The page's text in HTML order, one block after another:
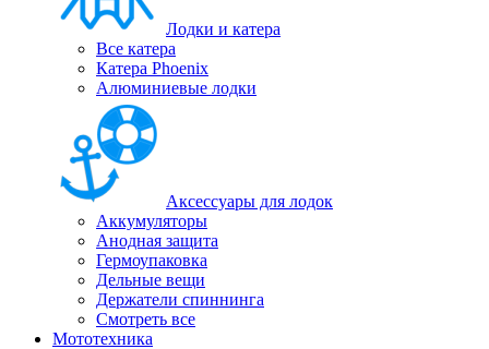
Лодки и катера
Все катера
Катера Phoenix
Алюминиевые лодки
Аксессуары для лодок
Аккумуляторы
Анодная защита
Гермоупаковка
Дельные вещи
Держатели спиннинга
Смотреть все
Мототехника